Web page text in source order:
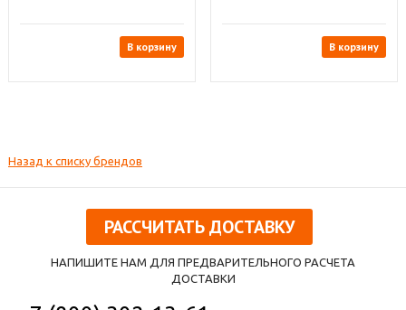
В корзину В корзину
Назад к списку брендов
РАССЧИТАТЬ ДОСТАВКУ
НАПИШИТЕ НАМ ДЛЯ ПРЕДВАРИТЕЛЬНОГО РАСЧЕТА
ДОСТАВКИ